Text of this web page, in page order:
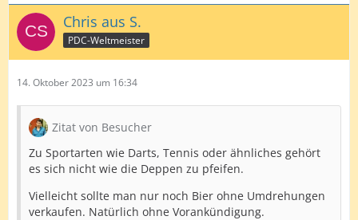
Chris aus S.
PDC-Weltmeister
14. Oktober 2023 um 16:34
Zitat von Besucher
Zu Sportarten wie Darts, Tennis oder ähnliches gehört
es sich nicht wie die Deppen zu pfeifen.
Vielleicht sollte man nur noch Bier ohne Umdrehungen
verkaufen. Natürlich ohne Vorankündigung.